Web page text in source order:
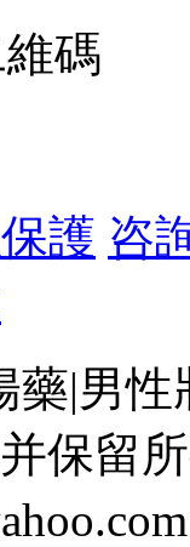
護 咨
藥|男
并保留